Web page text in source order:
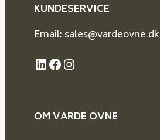
KUNDESERVICE
Email: sales@vardeovne.dk
LinkedIn
Facebook
Instagram
OM VARDE OVNE